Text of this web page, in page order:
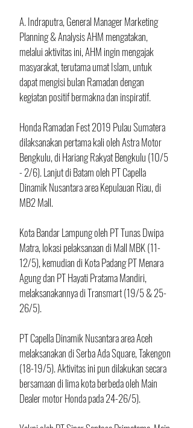
A. Indraputra, General Manager Marketing
Planning & Analysis AHM mengatakan,
melalui aktivitas ini, AHM ingin mengajak
masyarakat, terutama umat Islam, untuk
dapat mengisi bulan Ramadan dengan
kegiatan positif bermakna dan inspiratif.
Honda Ramadan Fest 2019 Pulau Sumatera
dilaksanakan pertama kali oleh Astra Motor
Bengkulu, di Hariang Rakyat Bengkulu (10/5
- 2/6). Lanjut di Batam oleh PT Capella
Dinamik Nusantara area Kepulauan Riau, di
MB2 Mall.
Kota Bandar Lampung oleh PT Tunas Dwipa
Matra, lokasi pelaksanaan di Mall MBK (11-
12/5), kemudian di Kota Padang PT Menara
Agung dan PT Hayati Pratama Mandiri,
melaksanakannya di Transmart (19/5 & 25-
26/5).
PT Capella Dinamik Nusantara area Aceh
melaksanakan di Serba Ada Square, Takengon
(18-19/5). Aktivitas ini pun dilakukan secara
bersamaan di lima kota berbeda oleh Main
Dealer motor Honda pada 24-26/5).